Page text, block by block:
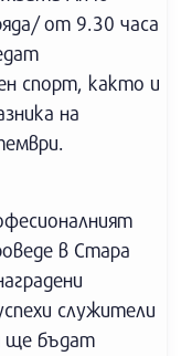
от 9.30 часа
спорт, както и
на
в Стара
служители
ще бъдат